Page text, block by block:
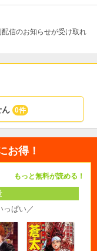
信のお知らせが受け取れ
0件
お得！
もっと無料が読める！
っぱい／